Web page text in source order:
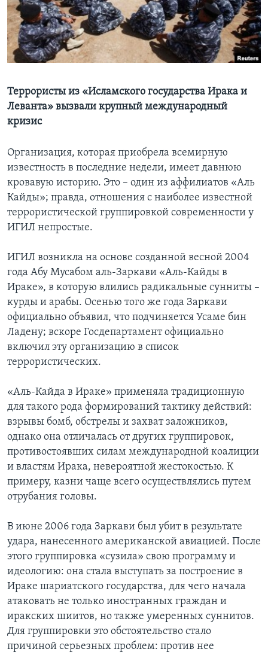
Learning English
СОЦИАЛЬНЫЕ СЕТИ
Языки
Террористы из «Исламского государства Ирака и
Леванта» вызвали крупный международный
кризис
Организация, которая приобрела всемирную
известность в последние недели, имеет давнюю
кровавую историю. Это – один из аффилиатов «Аль
Кайды»; правда, отношения с наиболее известной
террористической группировкой современности у
ИГИЛ непростые.
ИГИЛ возникла на основе созданной весной 2004
года Абу Мусабом аль-Заркави «Аль-Кайды в
Ираке», в которую влились радикальные сунниты –
курды и арабы. Осенью того же года Заркави
официально объявил, что подчиняется Усаме бин
Ладену; вскоре Госдепартамент официально
включил эту организацию в список
террористических.
«Аль-Кайда в Ираке» применяла традиционную
для такого рода формирований тактику действий:
взрывы бомб, обстрелы и захват заложников,
однако она отличалась от других группировок,
противостоявших силам международной коалиции
и властям Ирака, невероятной жестокостью. К
примеру, казни чаще всего осуществлялись путем
отрубания головы.
В июне 2006 года Заркави был убит в результате
удара, нанесенного американской авиацией. После
этого группировка «сузила» свою программу и
идеологию: она стала выступать за построение в
Ираке шариатского государства, для чего начала
атаковать не только иностранных граждан и
иракских шиитов, но также умеренных суннитов.
Для группировки это обстоятельство стало
причиной серьезных проблем: против нее